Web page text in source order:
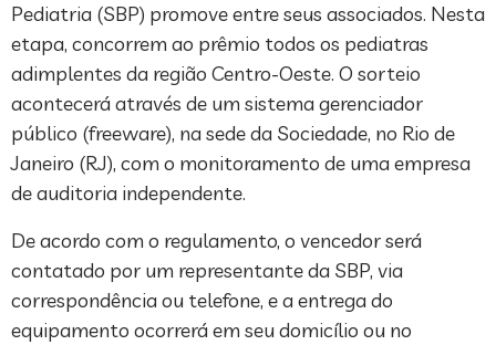
Pediatria (SBP) promove entre seus associados. Nesta
etapa, concorrem ao prêmio todos os pediatras
adimplentes da região Centro-Oeste. O sorteio
acontecerá através de um sistema gerenciador
público (freeware), na sede da Sociedade, no Rio de
Janeiro (RJ), com o monitoramento de uma empresa
de auditoria independente.
De acordo com o regulamento, o vencedor será
contatado por um representante da SBP, via
correspondência ou telefone, e a entrega do
equipamento ocorrerá em seu domicílio ou no